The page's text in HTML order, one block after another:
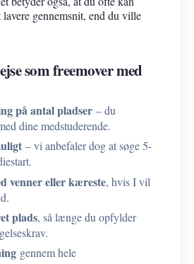
gennemsnit, end du ville
som freemover med
på antal pladser – du
dine medstuderende.
– vi anbefaler dog at søge 5-
venner eller kæreste, hvis I vil
plads, så længe du opfylder
gennem hele